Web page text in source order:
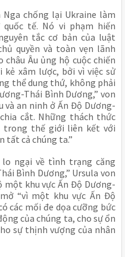
Nga chống lại Ukraine làm
tế. Nó vi phạm hiến
tắc cơ bản của luật
quyền và toàn vẹn lãnh
châu Âu ủng hộ cuộc chiến
kẻ xâm lược, bởi vì việc sử
thể dung thứ, không phải
Thái Bình Dương,” von
và an ninh ở Ấn Độ Dương-
cắt. Những thách thức
thế giới liên kết với
tất cả chúng ta.”
ngại về tình trạng căng
Bình Dương,” Ursula von
một khu vực Ấn Độ Dương-
“vì một khu vực Ấn Độ
các mối đe dọa cưỡng bức
của chúng ta, cho sự ổn
sự thịnh vượng của nhân